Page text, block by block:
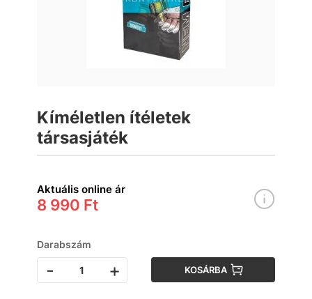
Kíméletlen ítéletek
társasjáték
Aktuális online ár
8 990 Ft
Darabszám
- + KOSÁRBA